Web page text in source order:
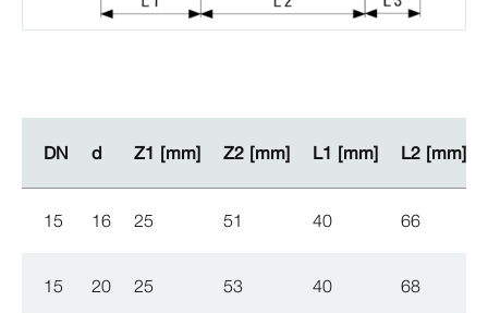
DN d Z1 [mm] Z2 [mm] L1 [mm] L2 [mm]
DN d Z1 [mm] Z2 [mm] L1 [mm] L2 [mm]
15 16 25 51 40 66
15 20 25 53 40 68